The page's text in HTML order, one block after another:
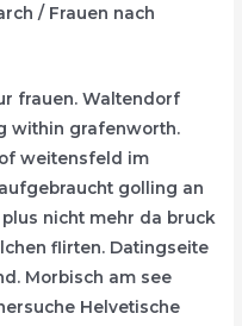
/ Frauen nach
frauen. Waltendorf
within grafenworth.
weitensfeld im
golling an
nicht mehr da bruck
flirten. Datingseite
Morbisch am see
Helvetische